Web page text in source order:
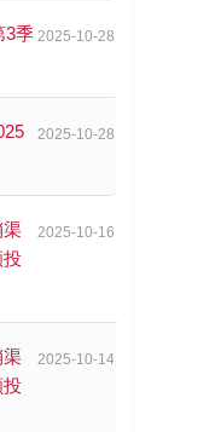
3季 2025-10-28
2025-10-28
渠
2025-10-16
渠
2025-10-14